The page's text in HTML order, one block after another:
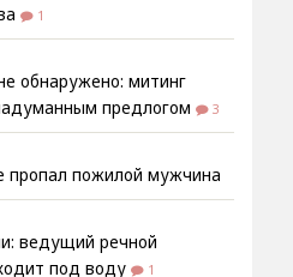
1
обнаружено: митинг
предлогом
3
пропал пожилой мужчина
ведущий речной
под воду
1